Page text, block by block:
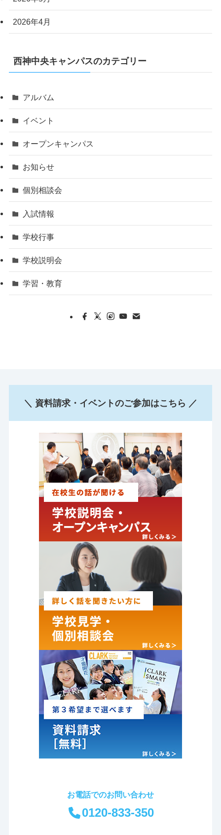
2026年4月
西神中央キャンパスのカテゴリー
アルバム
イベント
オープンキャンパス
お知らせ
個別相談会
入試情報
学校行事
学校説明会
学習・教育
＼ 資料請求・イベントのご参加はこちら ／
お電話でのお問い合わせ
0120-833-350